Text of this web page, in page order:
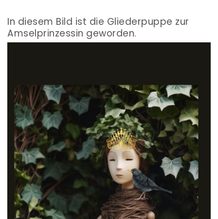
In diesem Bild ist die Gliederpuppe zur
Amselprinzessin geworden.